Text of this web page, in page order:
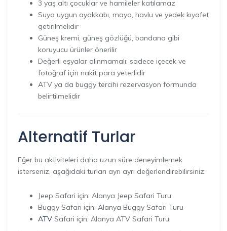
3 yaş altı çocuklar ve hamileler katılamaz
Suya uygun ayakkabı, mayo, havlu ve yedek kıyafet
getirilmelidir
Güneş kremi, güneş gözlüğü, bandana gibi
koruyucu ürünler önerilir
Değerli eşyalar alınmamalı; sadece içecek ve
fotoğraf için nakit para yeterlidir
ATV ya da buggy tercihi rezervasyon formunda
belirtilmelidir
Alternatif Turlar
Eğer bu aktiviteleri daha uzun süre deneyimlemek
isterseniz, aşağıdaki turları ayrı ayrı değerlendirebilirsiniz:
Jeep Safari için: Alanya Jeep Safari Turu
Buggy Safari için: Alanya Buggy Safari Turu
ATV Safari için: Alanya ATV Safari Turu